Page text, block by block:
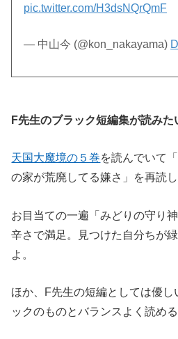
pic.twitter.com/H3dsNQrQmF
— 中山今 (@kon_nakayama)
F先生のブラック短編集が読みた
天国大魔境の５巻を読んでいて
の家が荒廃してる嫌さ」を再読し
お目当ての一遍「みどりの守り
辛さで満足。見つけた自分ちが
よ。
ほか、F先生の短編としては優
ックのものとバランスよく読める